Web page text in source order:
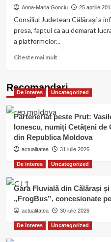
Anna-Maria Gonciu 25 aprilie
Consiliul Judetean Călărași a
presa, faptul ca au demarat
a platformelor...
Citeste mai multRead
Platforme
noi
în
județul
Călărași
Recomandari
De interes Uncategorized
Parteneriat peste Prut:
Ionescu, numiți Cetățeni
din Republica Moldova
actualitatea 31 iulie 2026
De interes Uncategorized
Gara Fluvială din Călărași
„FrogBus”, concesionate
actualitatea 30 iulie 2026
De interes Uncategorized